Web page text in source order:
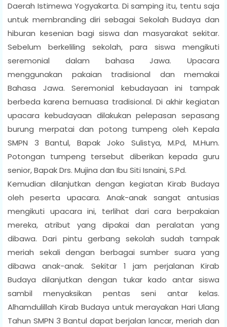
Daerah Istimewa Yogyakarta. Di samping itu, tentu saja
untuk membranding diri sebagai Sekolah Budaya dan
hiburan kesenian bagi siswa dan masyarakat sekitar.
Sebelum berkeliling sekolah, para siswa mengikuti
seremonial dalam bahasa Jawa. Upacara
menggunakan pakaian tradisional dan memakai
Bahasa Jawa. Seremonial kebudayaan ini tampak
berbeda karena bernuasa tradisional. Di akhir kegiatan
upacara kebudayaan dilakukan pelepasan sepasang
burung merpatai dan potong tumpeng oleh Kepala
SMPN 3 Bantul, Bapak Joko Sulistya, M.Pd, M.Hum.
Potongan tumpeng tersebut diberikan kepada guru
senior, Bapak Drs. Mujina dan Ibu Siti Isnaini, S.Pd.
Kemudian dilanjutkan dengan kegiatan Kirab Budaya
oleh peserta upacara. Anak-anak sangat antusias
mengikuti upacara ini, terlihat dari cara berpakaian
mereka, atribut yang dipakai dan peralatan yang
dibawa. Dari pintu gerbang sekolah sudah tampak
meriah sekali dengan berbagai sumber suara yang
dibawa anak-anak. Sekitar 1 jam perjalanan Kirab
Budaya dilanjutkan dengan tukar kado antar siswa
sambil menyaksikan pentas seni antar kelas.
Alhamdulillah Kirab Budaya untuk merayakan Hari Ulang
Tahun SMPN 3 Bantul dapat berjalan lancar, meriah dan